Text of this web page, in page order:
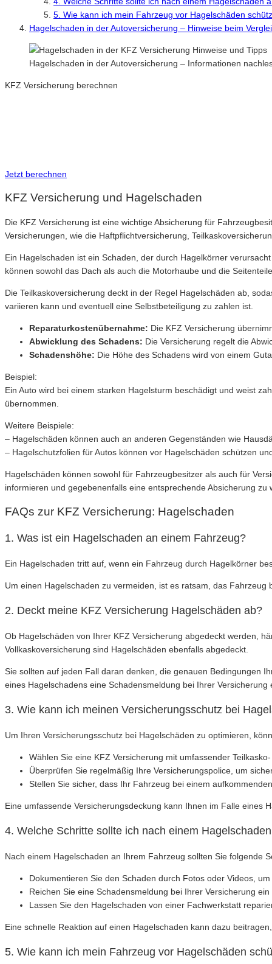
5. Wie kann ich mein Fahrzeug vor Hagelschäden
Hagelschaden in der Autoversicherung – Hinweise beim
Hagelschaden in der Autoversicherung – Informationen
KFZ Versicherung berechnen
Jetzt berechnen
KFZ Versicherung und Hagelschaden
Die KFZ Versicherung ist eine wichtige Absicherung für
Versicherungen, wie die Haftpflichtversicherung,
Ein Hagelschaden ist ein Schaden, der durch Hagelkörner
können sowohl das Dach als auch die Motorhaube und die
Die Teilkaskoversicherung deckt in der Regel Hagelschäden ab,
variieren kann und eventuell eine Selbstbeteiligung zu zahlen ist.
Reparaturkostenübernahme: Die KFZ Versicherung
Abwicklung des Schadens: Die Versicherung regelt die
Schadenshöhe: Die Höhe des Schadens wird von einem
Beispiel:
Ein Auto wird bei einem starken Hagelsturm beschädigt und weist
übernommen.
Weitere Beispiele:
– Hagelschäden können auch an anderen Gegenständen wie
– Hagelschutzfolien für Autos können vor Hagelschäden schützen
Hagelschäden können sowohl für Fahrzeugbesitzer als auch für
informieren und gegebenenfalls eine entsprechende Absicherung zu
FAQs zur KFZ Versicherung: Hagelschaden
1. Was ist ein Hagelschaden an einem Fahrzeug?
Ein Hagelschaden tritt auf, wenn ein Fahrzeug durch Hagelkörner
Um einen Hagelschaden zu vermeiden, ist es ratsam, das
2. Deckt meine KFZ Versicherung Hagelschäden ab?
Ob Hagelschäden von Ihrer KFZ Versicherung abgedeckt werden,
Vollkaskoversicherung sind Hagelschäden ebenfalls abgedeckt.
Sie sollten auf jeden Fall daran denken, die genauen Bedingungen
eines Hagelschadens eine Schadensmeldung bei Ihrer
3. Wie kann ich meinen Versicherungsschutz bei
Um Ihren Versicherungsschutz bei Hagelschäden zu optimieren,
Wählen Sie eine KFZ Versicherung mit umfassender
Überprüfen Sie regelmäßig Ihre Versicherungspolice, um
Stellen Sie sicher, dass Ihr Fahrzeug bei einem
Eine umfassende Versicherungsdeckung kann Ihnen im Falle eines
4. Welche Schritte sollte ich nach einem
Nach einem Hagelschaden an Ihrem Fahrzeug sollten Sie folgende
Dokumentieren Sie den Schaden durch Fotos oder Videos,
Reichen Sie eine Schadensmeldung bei Ihrer Versicherung
Lassen Sie den Hagelschaden von einer Fachwerkstatt
Eine schnelle Reaktion auf einen Hagelschaden kann dazu
5. Wie kann ich mein Fahrzeug vor Hagelschäden